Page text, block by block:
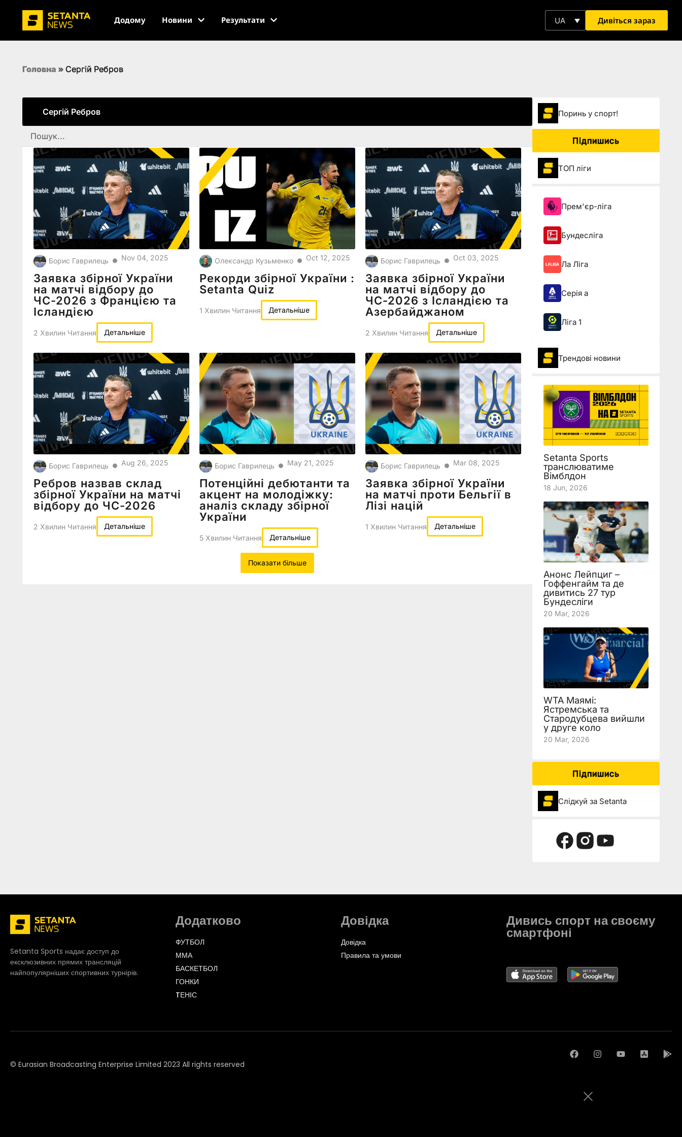
Додому Новини Результати UA Дивіться зараз
Головна » Сергій Ребров
Сергій Ребров
Борис Гаврилець ● Nov 04, 2025
Заявка збірної України
на матчі відбору до
ЧС-2026 з Францією та
Ісландією
2 Хвилин Читання Детальніше
Олександр Кузьменко ● Oct 12, 2025
Рекорди збірної України :
Setanta Quiz
1 Хвилин Читання Детальніше
Борис Гаврилець ● Oct 03, 2025
Заявка збірної України
на матчі відбору до
ЧС-2026 з Ісландією та
Азербайджаном
2 Хвилин Читання Детальніше
Борис Гаврилець ● Aug 26, 2025
Ребров назвав склад
збірної України на матчі
відбору до ЧС-2026
2 Хвилин Читання Детальніше
Борис Гаврилець ● May 21, 2025
Потенційні дебютанти та
акцент на молодіжку:
аналіз складу збірної
України
5 Хвилин Читання Детальніше
Борис Гаврилець ● Mar 08, 2025
Заявка збірної України
на матчі проти Бельгії в
Лізі націй
1 Хвилин Читання Детальніше
Показати більше
Поринь у спорт!
Підпишись
ТОП ліги
Прем'єр-ліга
Бундесліга
Ла Ліга
Серія а
Ліга 1
Трендові новини
Setanta Sports
транслюватиме
Вімблдон
18 Jun, 2026
Анонс Лейпциг –
Гоффенгайм та де
дивитись 27 тур
Бундесліги
20 Mar, 2026
WTA Маямі:
Ястремська та
Стародубцева вийшли
у друге коло
20 Mar, 2026
Підпишись
Слідкуй за Setanta
Setanta Sports надає доступ до
ексклюзивних прямих трансляцій
найпопулярніших спортивних турнірів.
Додатково
ФУТБОЛ
ММА
БАСКЕТБОЛ
ГОНКИ
TЕНІС
Довідка
Довідка
Правила та умови
Дивись спорт на своєму
смартфоні
© Eurasian Broadcasting Enterprise Limited 2023 All rights reserved